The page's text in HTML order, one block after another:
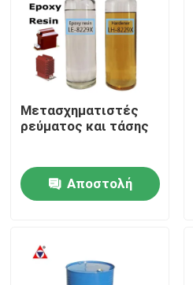
Σπίτι
Βίντεο
Μετασχηματιστές
ρεύματος και τάσης
Αποστολή